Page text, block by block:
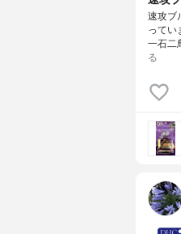
速攻ブ
ってい
一石二
る